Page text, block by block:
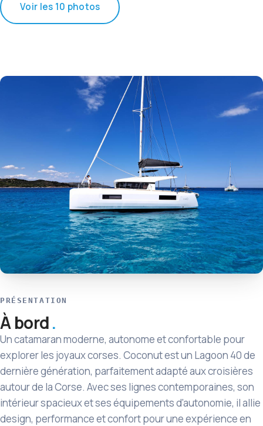
Voir les 10 photos
PRÉSENTATION
À bord
Un catamaran moderne, autonome et confortable pour
explorer les joyaux corses. Coconut est un Lagoon 40 de
dernière génération, parfaitement adapté aux croisières
autour de la Corse. Avec ses lignes contemporaines, son
intérieur spacieux et ses équipements d'autonomie, il allie
design, performance et confort pour une expérience en